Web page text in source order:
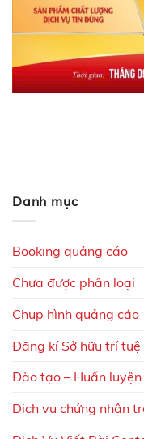
Danh mục
Booking quảng cáo
Chưa được phân loại
Chụp hình quảng cáo
Đăng kí Sở hữu trí tuệ
Đào tạo – Huấn luyện
Dịch vụ chứng nhận